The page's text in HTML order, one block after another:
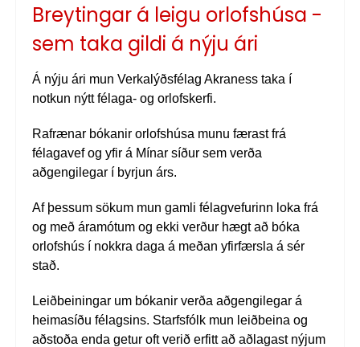
Breytingar á leigu orlofshúsa -
sem taka gildi á nýju ári
Á nýju ári mun Verkalýðsfélag Akraness taka í
notkun nýtt félaga- og orlofskerfi.
Rafrænar bókanir orlofshúsa munu færast frá
félagavef og yfir á Mínar síður sem verða
aðgengilegar í byrjun árs.
Af þessum sökum mun gamli félagvefurinn loka frá
og með áramótum og ekki verður hægt að bóka
orlofshús í nokkra daga á meðan yfirfærsla á sér
stað.
Leiðbeiningar um bókanir verða aðgengilegar á
heimasíðu félagsins. Starfsfólk mun leiðbeina og
aðstoða enda getur oft verið erfitt að aðlagast nýjum